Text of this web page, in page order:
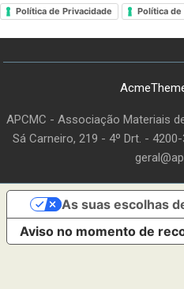
Política de Privacidade Política de
APCMC - Associação Materiais
Sá Carneiro, 219 - 4º Drt. -
Aviso no momento de
As suas escolhas